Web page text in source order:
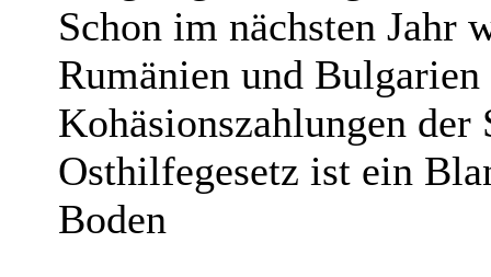
Schon im nächsten
Rumänien und
Kohäsionszahlungen
Osthilfegesetz ist ein
Boden